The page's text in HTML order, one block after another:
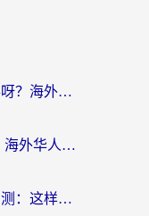
汽水到国外不能用了吗怎么办呀？海外党追剧看片的救星在这里！
音悦Tai在瑞典用不了怎么办？海外华人追剧听歌的实用指南
优酷境外地域限制？海外党亲测：这样看国内剧再也不卡（附3个实用场景解决）